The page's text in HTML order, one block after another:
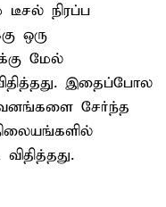
நிரப்ப
ஒரு
மேல்
இதைப்போல
சேர்ந்த